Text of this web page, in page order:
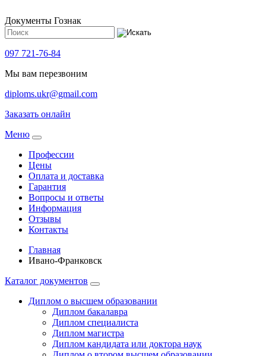
Документы Гознак
097 721-76-84
Мы вам перезвоним
diploms.ukr@gmail.com
Заказать онлайн
Meню
Профессии
Цены
Оплата и доставка
Гарантия
Вопросы и ответы
Информация
Отзывы
Контакты
Главная
Ивано-Франковск
Каталог документов
Диплом о высшем образовании
Диплом бакалавра
Диплом специалиста
Диплом магистра
Диплом кандидата или доктора наук